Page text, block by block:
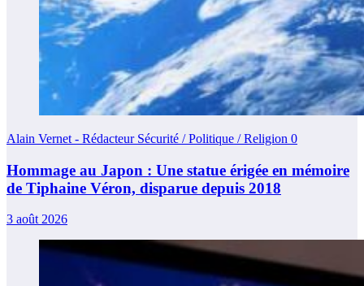
Alain Vernet - Rédacteur Sécurité / Politique / Religion 0
Hommage au Japon : Une statue érigée en mémoire
de Tiphaine Véron, disparue depuis 2018
3 août 2026